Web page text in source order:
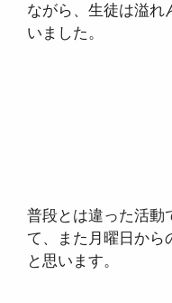
ながら、生徒は溢れ
いました。
普段とは違った活動
て、また月曜日から
と思います。